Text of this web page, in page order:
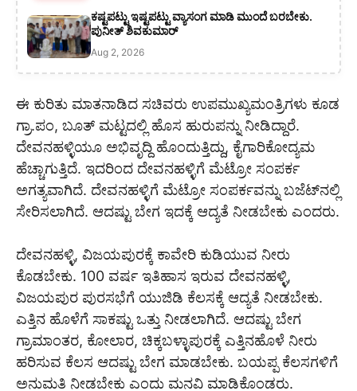
ಕಷ್ಟಪಟ್ಟು ಇಷ್ಟಪಟ್ಟು ವ್ಯಾಸಂಗ ಮಾಡಿ ಮುಂದೆ ಬರಬೇಕು.
ಪುನೀತ್ ಶಿವಕುಮಾರ್
Aug 2, 2026
ಈ ಕುರಿತು ಮಾತನಾಡಿದ ಸಚಿವರು ಉಪಮುಖ್ಯಮಂತ್ರಿಗಳು ಕೂಡ
ಗ್ರಾ.ಪಂ, ಬೂತ್ ಮಟ್ಟದಲ್ಲಿ ಹೊಸ ಹುರುಪನ್ನು ನೀಡಿದ್ದಾರೆ.
ದೇವನಹಳ್ಳಿಯೂ ಅಭಿವೃದ್ದಿ ಹೊಂದುತ್ತಿದ್ದು, ಕೈಗಾರಿಕೋದ್ಯಮ
ಹೆಚ್ಚಾಗುತ್ತಿದೆ. ಇದರಿಂದ ದೇವನಹಳ್ಳಿಗೆ ಮೆಟ್ರೋ ಸಂಪರ್ಕ
ಅಗತ್ಯವಾಗಿದೆ. ದೇವನಹಳ್ಳಿಗೆ ಮೆಟ್ರೋ ಸಂಪರ್ಕವನ್ನು ಬಜೆಟ್‌ನಲ್ಲಿ
ಸೇರಿಸಲಾಗಿದೆ. ಆದಷ್ಟು ಬೇಗ ಇದಕ್ಕೆ ಆದ್ಯತೆ ನೀಡಬೇಕು ಎಂದರು.
ದೇವನಹಳ್ಳಿ, ವಿಜಯಪುರಕ್ಕೆ ಕಾವೇರಿ ಕುಡಿಯುವ ನೀರು
ಕೊಡಬೇಕು. 100 ವರ್ಷ ಇತಿಹಾಸ ಇರುವ ದೇವನಹಳ್ಳಿ,
ವಿಜಯಪುರ ಪುರಸಭೆಗೆ ಯುಜಿಡಿ ಕೆಲಸಕ್ಕೆ ಆದ್ಯತೆ ನೀಡಬೇಕು.
ಎತ್ತಿನ ಹೊಳೆಗೆ ಸಾಕಷ್ಟು ಒತ್ತು ನೀಡಲಾಗಿದೆ. ಆದಷ್ಟು ಬೇಗ
ಗ್ರಾಮಾಂತರ, ಕೋಲಾರ, ಚಿಕ್ಕಬಳ್ಳಾಪುರಕ್ಕೆ ಎತ್ತಿನಹೊಳೆ ನೀರು
ಹರಿಸುವ ಕೆಲಸ ಆದಷ್ಟು ಬೇಗ ಮಾಡಬೇಕು. ಬಯಪ್ಪ ಕೆಲಸಗಳಿಗೆ
ಅನುಮತಿ ನೀಡಬೇಕು ಎಂದು ಮನವಿ ಮಾಡಿಕೊಂಡರು.